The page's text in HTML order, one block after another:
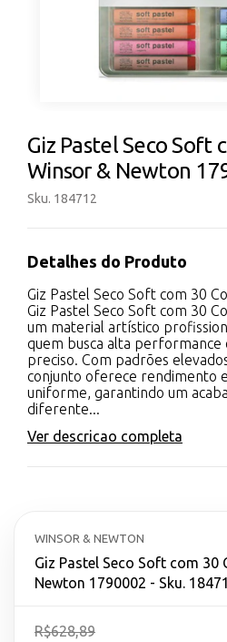
Giz Pastel Seco Soft
Winsor & Newton
Sku. 184712
Detalhes do Produto
Giz Pastel Seco Soft com 30
Giz Pastel Seco Soft com 30
um material artístico
quem busca alta performance
preciso. Com padrões
conjunto oferece rendimento
uniforme, garantindo um
diferente...
Ver descricao completa
WINSOR & NEWTON
Giz Pastel Seco Soft com 30
Newton 1790002 - Sku.
R$628,89